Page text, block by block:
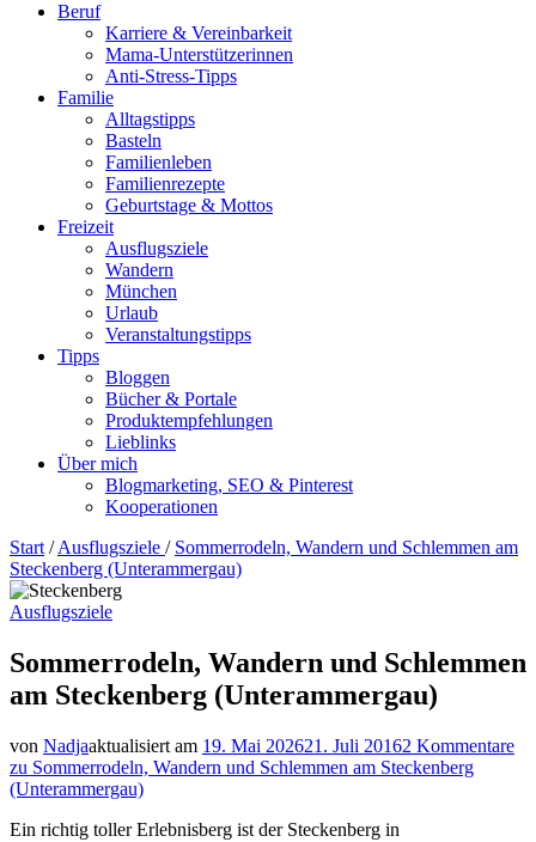
Beruf
Karriere & Vereinbarkeit
Mama-Unterstützerinnen
Anti-Stress-Tipps
Familie
Alltagstipps
Basteln
Familienleben
Familienrezepte
Geburtstage & Mottos
Freizeit
Ausflugsziele
Wandern
München
Urlaub
Veranstaltungstipps
Tipps
Bloggen
Bücher & Portale
Produktempfehlungen
Lieblinks
Über mich
Blogmarketing, SEO & Pinterest
Kooperationen
Start / Ausflugsziele / Sommerrodeln, Wandern und Schlemmen am
Steckenberg (Unterammergau)
Ausflugsziele
Sommerrodeln, Wandern und Schlemmen
am Steckenberg (Unterammergau)
von Nadjaaktualisiert am 19. Mai 202621. Juli 20162 Kommentare
zu Sommerrodeln, Wandern und Schlemmen am Steckenberg
(Unterammergau)
Ein richtig toller Erlebnisberg ist der Steckenberg in